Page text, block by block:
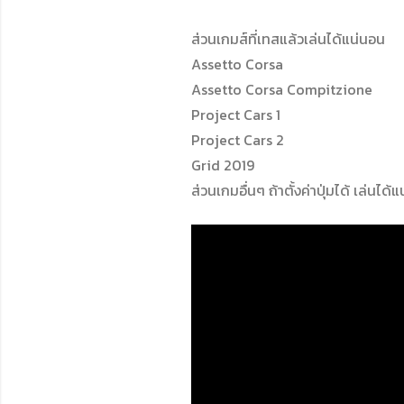
ส่วนเกมส์ที่เทสแล้วเล่นได้แน่นอน
Assetto Corsa
Assetto Corsa Compitzione
Project Cars 1
Project Cars 2
Grid 2019
ส่วนเกมอื่นๆ ถ้าตั้งค่าปุ่มได้ เล่นได้